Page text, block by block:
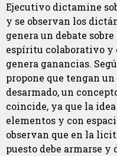
Ejecutivo dictamine
y se observan los
genera un debate
espíritu colaborativo y
genera ganancias.
propone que tengan
desarmado, un
coincide, ya que la
elementos y con
observan que en la
puesto debe armarse y